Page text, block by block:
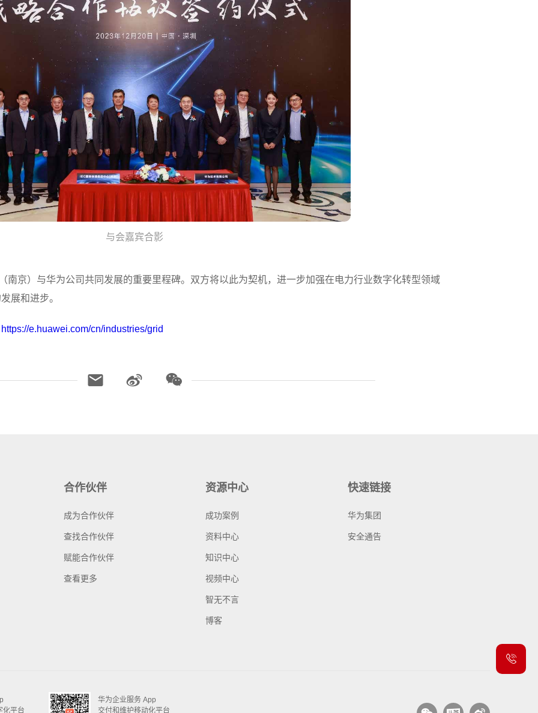
与会嘉宾合影
南京）与华为公司共同发展的重要里程碑。双方将以此为契机，进一步加强在电力行业数字化转型领域
展和进步。
https://e.huawei.com/cn/industries/grid
合作伙伴
成为合作伙伴
查找合作伙伴
赋能合作伙伴
查看更多
资源中心
成功案例
资料中心
知识中心
视频中心
智无不言
博客
快速链接
华为集团
安全通告
化平台
华为企业服务 App
交付和维护移动化平台